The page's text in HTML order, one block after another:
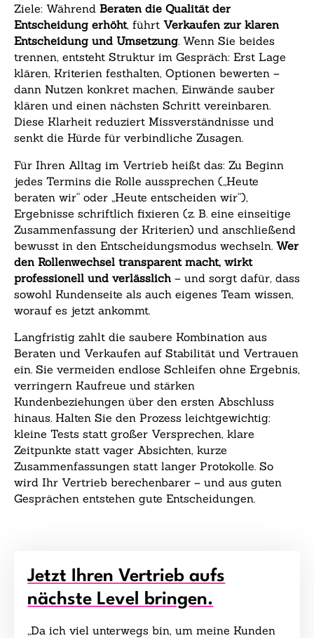
Ziele: Während Beraten die Qualität der
Entscheidung erhöht, führt Verkaufen zur klaren
Entscheidung und Umsetzung. Wenn Sie beides
trennen, entsteht Struktur im Gespräch: Erst Lage
klären, Kriterien festhalten, Optionen bewerten –
dann Nutzen konkret machen, Einwände sauber
klären und einen nächsten Schritt vereinbaren.
Diese Klarheit reduziert Missverständnisse und
senkt die Hürde für verbindliche Zusagen.
Für Ihren Alltag im Vertrieb heißt das: Zu Beginn
jedes Termins die Rolle aussprechen („Heute
beraten wir“ oder „Heute entscheiden wir“),
Ergebnisse schriftlich fixieren (z. B. eine einseitige
Zusammenfassung der Kriterien) und anschließend
bewusst in den Entscheidungsmodus wechseln. Wer
den Rollenwechsel transparent macht, wirkt
professionell und verlässlich– und sorgt dafür, dass
sowohl Kundenseite als auch eigenes Team wissen,
worauf es jetzt ankommt.
Langfristig zahlt die saubere Kombination aus
Beraten und Verkaufen auf Stabilität und Vertrauen
ein. Sie vermeiden endlose Schleifen ohne Ergebnis,
verringern Kaufreue und stärken
Kundenbeziehungen über den ersten Abschluss
hinaus. Halten Sie den Prozess leichtgewichtig:
kleine Tests statt großer Versprechen, klare
Zeitpunkte statt vager Absichten, kurze
Zusammenfassungen statt langer Protokolle. So
wird Ihr Vertrieb berechenbarer – und aus guten
Gesprächen entstehen gute Entscheidungen.
Jetzt Ihren Vertrieb aufs
nächste Level bringen.
„Da ich viel unterwegs bin, um meine Kunden